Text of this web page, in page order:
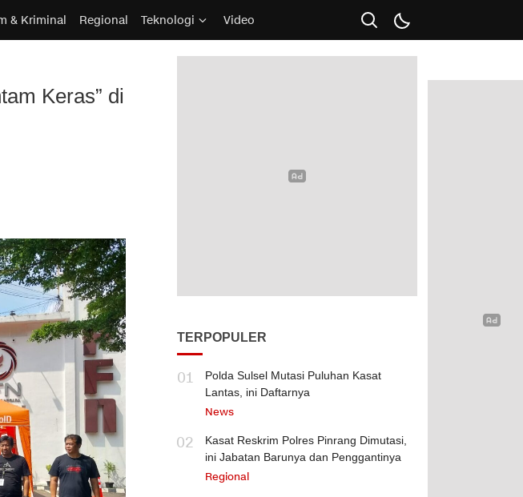
& Kriminal Regional Teknologi Video
Keras” di
TERPOPULER
01
Polda Sulsel Mutasi Puluhan Kasat
Lantas, ini Daftarnya
News
02
Kasat Reskrim Polres Pinrang Dimutasi,
ini Jabatan Barunya dan Penggantinya
Regional